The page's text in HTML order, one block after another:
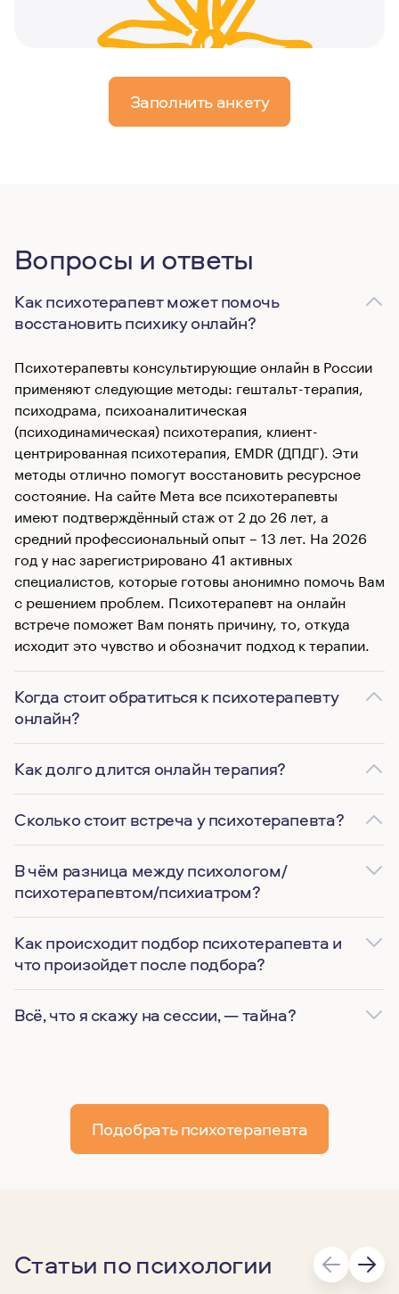
Заполнить анкету
Вопросы и ответы
Как психотерапевт может помочь
восстановить психику онлайн?
Психотерапевты консультирующие онлайн в России
применяют следующие методы: гештальт-терапия,
психодрама, психоаналитическая
(психодинамическая) психотерапия, клиент-
центрированная психотерапия, EMDR (ДПДГ). Эти
методы отлично помогут восстановить ресурсное
состояние. На сайте Мета все психотерапевты
имеют подтверждённый стаж от 2 до 26 лет, а
средний профессиональный опыт – 13 лет. На 2026
год у нас зарегистрировано 41 активных
специалистов, которые готовы анонимно помочь Вам
с решением проблем. Психотерапевт на онлайн
встрече поможет Вам понять причину, то, откуда
исходит это чувство и обозначит подход к терапии.
Когда стоит обратиться к психотерапевту
онлайн?
Как долго длится онлайн терапия?
Сколько стоит встреча у психотерапевта?
В чём разница между психологом/
психотерапевтом/психиатром?
Как происходит подбор психотерапевта и
что произойдет после подбора?
Всё, что я скажу на сессии, — тайна?
Подобрать психотерапевта
Статьи по психологии